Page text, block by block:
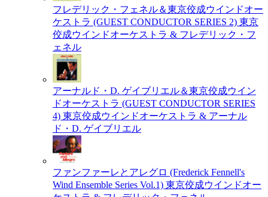
フレデリック・フェネル＆東京佼成ウインドオー
ケストラ (GUEST CONDUCTOR SERIES 2) 東京
佼成ウインドオーケストラ & フレデリック・フ
ェネル
アーナルド・D. ゲイブリエル＆東京佼成ウイン
ドオーケストラ (GUEST CONDUCTOR SERIES
4) 東京佼成ウインドオーケストラ & アーナル
ド・D. ゲイブリエル
ファンファーレとアレグロ (Frederick Fennell's
Wind Ensemble Series Vol.1) 東京佼成ウインドオー